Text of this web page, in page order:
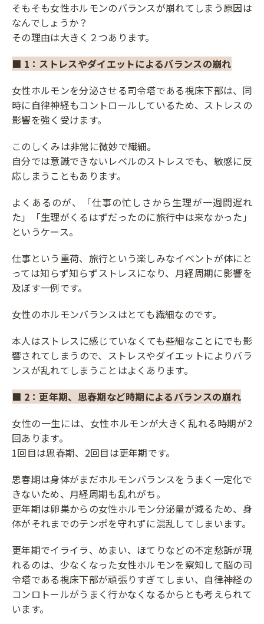
そもそも女性ホルモンのバランスが崩れてしまう原因は
なんでしょうか？
その理由は大きく２つあります。
■ 1：ストレスやダイエットによるバランスの崩れ
女性ホルモンを分泌させる司令塔である視床下部は、同
時に自律神経もコントロールしているため、ストレスの
影響を強く受けます。
このしくみは非常に微妙で繊細。
自分では意識できないレベルのストレスでも、敏感に反
応しまうこともあります。
よくあるのが、「仕事の忙しさから生理が一週間遅れ
た」「生理がくるはずだったのに旅行中は来なかった」
というケース。
仕事という重荷、旅行という楽しみなイベントが体にと
っては知らず知らずストレスになり、月経周期に影響を
及ぼす一例です。
女性のホルモンバランスはとても繊細なのです。
本人はストレスに感じていなくても些細なことにでも影
響されてしまうので、ストレスやダイエットによりバラ
ンスが乱れてしまうことはよくあります。
■ 2：更年期、思春期など時期によるバランスの崩れ
女性の一生には、女性ホルモンが大きく乱れる時期が2
回あります。
1回目は思春期、2回目は更年期です。
思春期は身体がまだホルモンバランスをうまく一定化で
きないため、月経周期も乱れがち。
更年期は卵巣からの女性ホルモン分泌量が減るため、身
体がそれまでのテンポを守れずに混乱してしまいます。
更年期でイライラ、めまい、ほてりなどの不定愁訴が現
れるのは、少なくなった女性ホルモンを察知して脳の司
令塔である視床下部が頑張りすぎてしまい、自律神経の
コンロトールがうまく行かなくなるからとも考えられて
います。